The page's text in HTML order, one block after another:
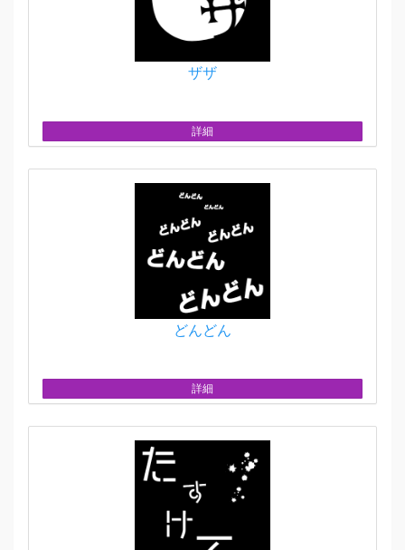
ザザ
詳細
どんどん
詳細